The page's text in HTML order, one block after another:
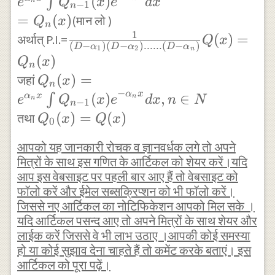
dx\\
\therefore
\frac { 1 }{
D-\alpha }
Q(x)={ e
}^{ ax }\int
{ { Q(x)e
}^{ -\alpha
x } } dx
}_{ n
})
(D-{ \alpha
}_{ 2 })(D-{
\alpha }_{ 3
})......(D-{
\alpha }_{ n
})y=\frac {
1 }{ (D-{
\alpha }_{ 1
}) } Q(x)\\
={ e }^{ {
\alpha }_{ 1
}x }\int { {
Q(x)e }^{ -{
\alpha }_{ 1
}x } } dx\\
(D-{
\alpha
}_{ n })
} { Q
}_{ n-1
}(x)={
e }^{ {
\alpha
}_{ n
}x
}\int {
{ { Q
}_{ n-1
}(x)e
}^{ { -
n−1
= Qn (x)(मान लो )
अर्थात् P.I.=\frac {
1 }{
(D-{
\alpha
}_{ 1
})(D-{
\alpha
}_{ 2
})......
(D-{
\alpha
}_{ n
}) }
Q(x)=
(D−α1 )(D−α2 )......(D−αn )
1 Q(x) =
Qn (x)
जहां { Q
}_{ n }
(x)={
\alpha
}_{ n
}x
}\int {
{ { Q
}_{ n-1
}(x)e
Qn (x) =
eαnx ∫ Qn−1 (x)e
−αnxdx, n ∈ N
तथा { Q }_{ 0
(x)=Q(x)
Q0 (x) = Q(x)
आपको यह जानकारी रोचक व ज्ञानवर्धक लगे तो अपने
मित्रों के साथ इस गणित के आर्टिकल को शेयर करें।यदि
आप इस वेबसाइट पर पहली बार आए हैं तो वेबसाइट को
फॉलो करें और ईमेल सब्सक्रिप्शन को भी फॉलो करें।
जिससे नए आर्टिकल का नोटिफिकेशन आपको मिल सके ।
यदि आर्टिकल पसन्द आए तो अपने मित्रों के साथ शेयर और
लाईक करें जिससे वे भी लाभ उठाए ।आपकी कोई समस्या
हो या कोई सुझाव देना चाहते हैं तो कमेंट करके बताएं। इस
आर्टिकल को पूरा पढ़ें।